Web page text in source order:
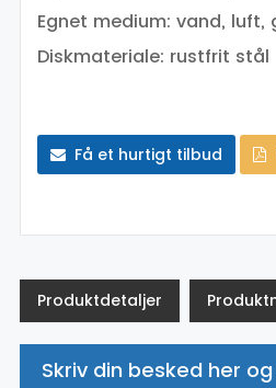
Egnet medium: vand, luft,
Diskmateriale: rustfrit stål
Få et hurtigt tilbud
Produktdetaljer
Skriv din besked her